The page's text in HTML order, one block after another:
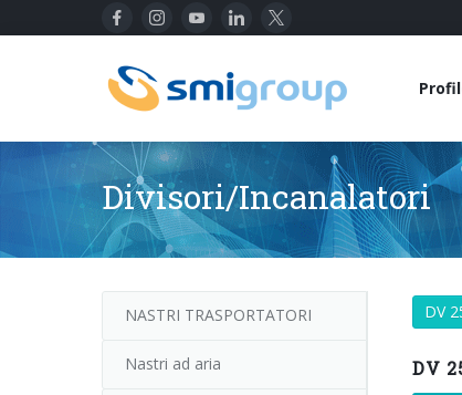
Divisori/Incanalatori
NASTRI TRASPORTATORI
Nastri ad aria
DV
DV